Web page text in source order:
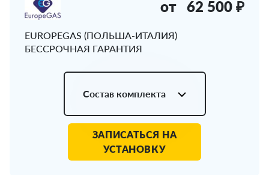
EUROPEGAS (ПОЛЬША-ИТАЛИЯ)
БЕССРОЧНАЯ ГАРАНТИЯ
от 62 500 ₽
Состав комплекта
ЗАПИСАТЬСЯ НА
УСТАНОВКУ